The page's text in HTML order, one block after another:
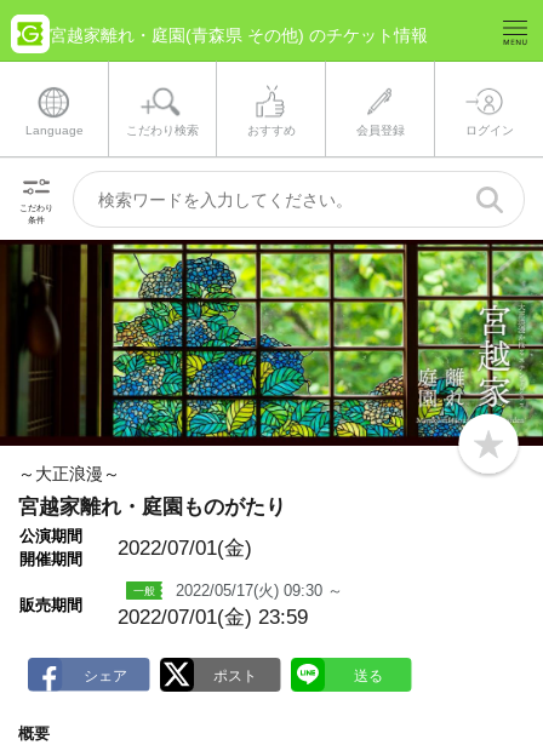
宮越家離れ・庭園(青森県 その他) のチケット情報
Language こだわり検索 おすすめ 会員登録 ログイン
こだわり
条件
b
o
～大正浪漫～
宮越家離れ・庭園ものがたり
公演期間
開催期間
2022/07/01(金)
販売期間
2022/05/17(火) 09:30 ～
2022/07/01(金) 23:59
概要